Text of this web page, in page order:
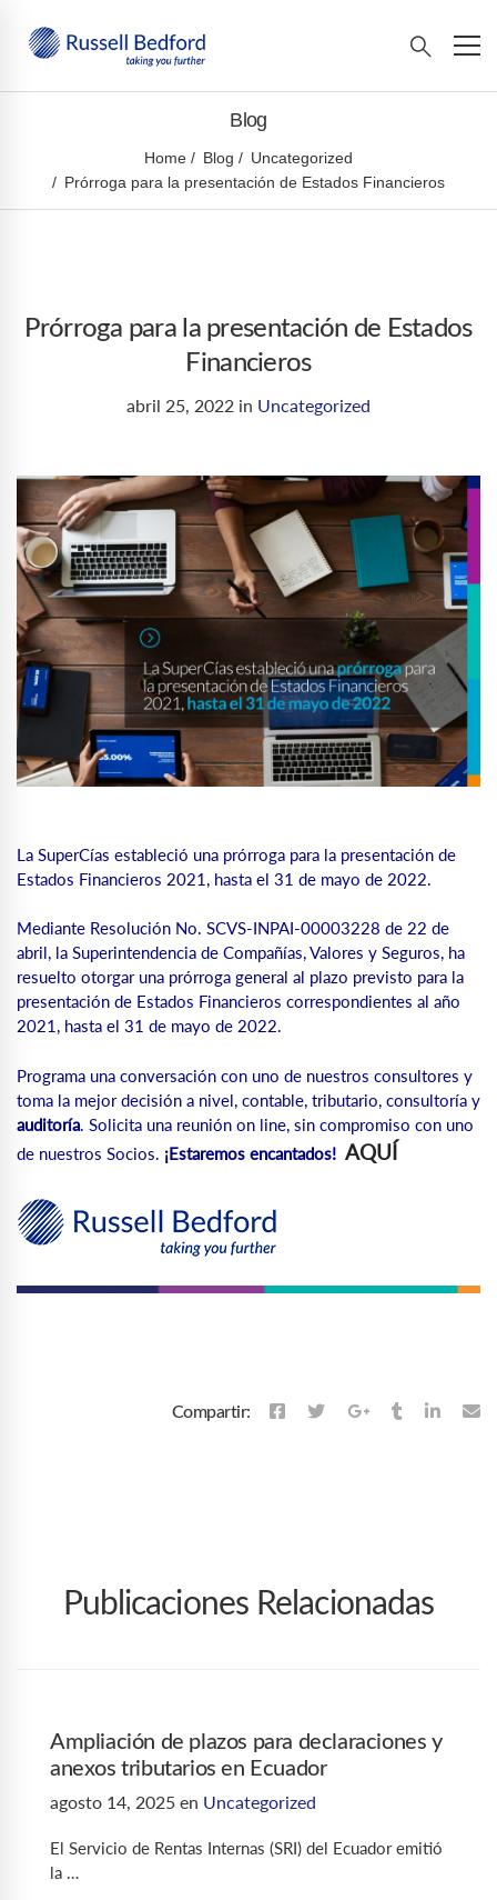
Blog
Home Blog
Uncategorized
Prórroga para la presentación de Estados Financieros
Prórroga para la presentación de Estados
Financieros
abril 25, 2022 in Uncategorized
La SuperCías estableció una prórroga para la presentación de
Estados Financieros 2021, hasta el 31 de mayo de 2022.
Mediante Resolución No. SCVS-INPAI-00003228 de 22 de
abril, la Superintendencia de Compañías, Valores y Seguros, ha
resuelto otorgar una prórroga general al plazo previsto para la
presentación de Estados Financieros correspondientes al año
2021, hasta el 31 de mayo de 2022.
Programa una conversación con uno de nuestros consultores y
toma la mejor decisión a nivel, contable, tributario, consultoría y
auditoría. Solicita una reunión on line, sin compromiso con uno
de nuestros Socios. ¡Estaremos encantados! AQUÍ
Compartir:
Publicaciones Relacionadas
Ampliación de plazos para declaraciones y
anexos tributarios en Ecuador
agosto 14, 2025 en Uncategorized
El Servicio de Rentas Internas (SRI) del Ecuador emitió
la …